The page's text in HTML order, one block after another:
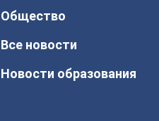
Общество
Все новости
Новости образования